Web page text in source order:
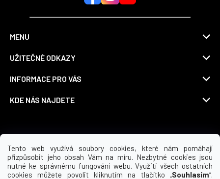
Tento web využívá soubory cookies, které nám pomáhají
přizpůsobit jeho obsah Vám na míru. Nezbytné cookies jsou
nutné ke správnému fungování webu. Využití všech ostatních
cookies můžete povolit kliknutím na tlačítko „Souhlasím“.
MENU
UŽITEČNÉ ODKAZY
INFORMACE PRO VÁS
KDE NÁS NAJDETE
Možnosti dopravy